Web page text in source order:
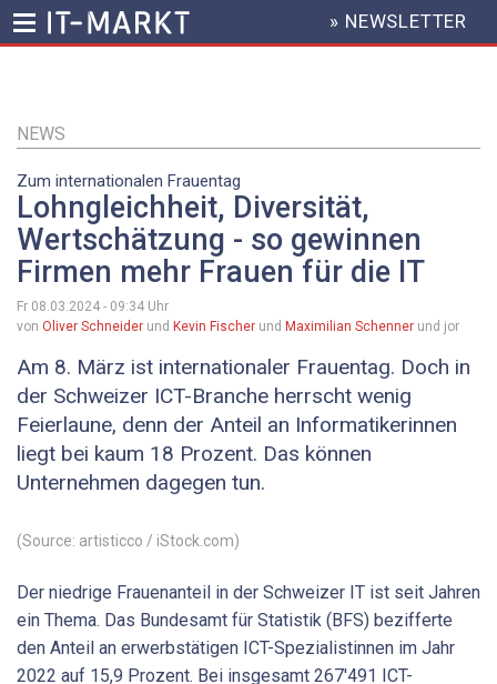
Inhalt
HEADER
MENU
» NEWSLETTER
NEWS
Zum internationalen Frauentag
Lohngleichheit, Diversität,
Wertschätzung - so gewinnen
Firmen mehr Frauen für die IT
Fr 08.03.2024 - 09:34 Uhr
von Oliver Schneider und Kevin Fischer und Maximilian Schenner und jor
Am 8. März ist internationaler Frauentag. Doch in
der Schweizer ICT-Branche herrscht wenig
Feierlaune, denn der Anteil an Informatikerinnen
liegt bei kaum 18 Prozent. Das können
Unternehmen dagegen tun.
(Source: artisticco / iStock.com)
Der niedrige Frauenanteil in der Schweizer IT ist seit Jahren
ein Thema. Das Bundesamt für Statistik (BFS) bezifferte
den Anteil an erwerbstätigen ICT-Spezialistinnen im Jahr
2022 auf 15,9 Prozent. Bei insgesamt 267'491 ICT-